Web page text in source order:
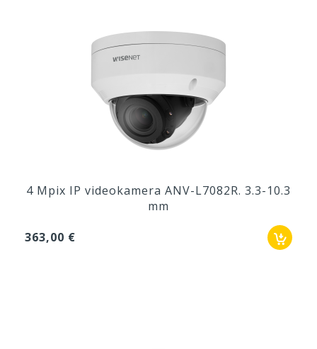
4 Mpix IP videokamera ANV-L7082R. 3.3-10.3
mm
363,00 €